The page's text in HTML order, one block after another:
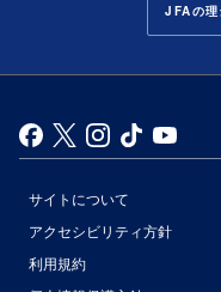
JFAの理
サイトについて
アクセシビリティ方針
利用規約